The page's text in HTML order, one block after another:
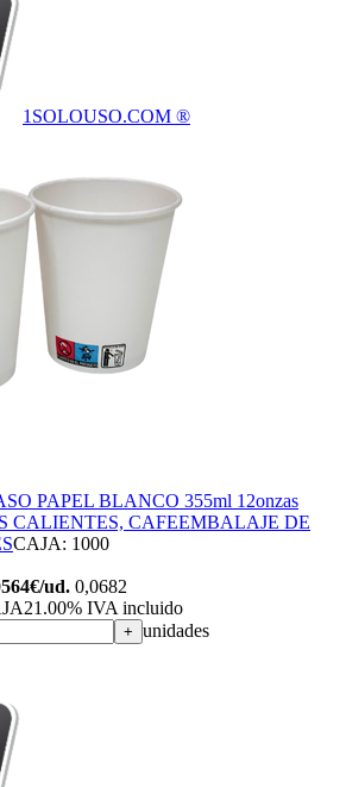
1SOLOUSO.COM ®
PAPEL BLANCO 355ml 12onzas
CALIENTES, CAFEEMBALAJE DE
CAJA: 1000
ud. 0,0682
21.00% IVA incluido
+ unidades